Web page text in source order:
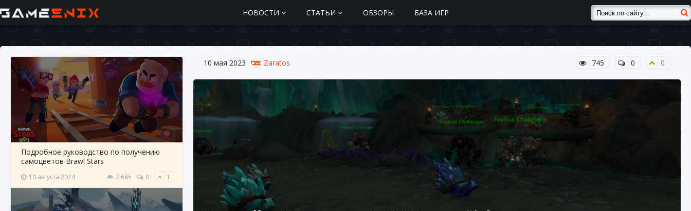
НОВОСТИ СТАТЬИ ОБЗОРЫ БАЗА ИГР
Подробное руководство по получению
самоцветов Brawl Stars
10 августа 2024 2 685 0 1
10 мая 2023 Zaratos 745 0 0